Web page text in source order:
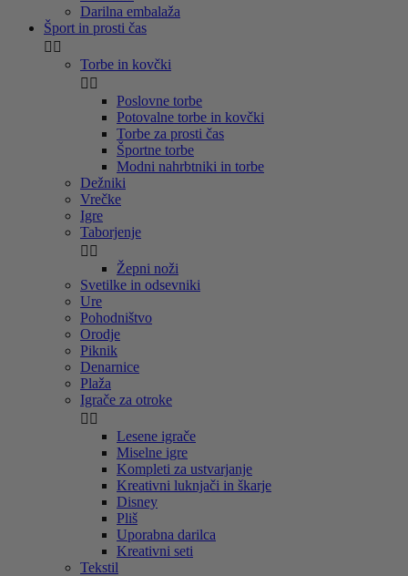
Darilna embalaža
Šport in prosti čas
 
Torbe in kovčki
 
Poslovne torbe
Potovalne torbe in kovčki
Torbe za prosti čas
Športne torbe
Modni nahrbtniki in torbe
Dežniki
Vrečke
Igre
Taborjenje
 
Žepni noži
Svetilke in odsevniki
Ure
Pohodništvo
Orodje
Piknik
Denarnice
Plaža
Igrače za otroke
 
Lesene igrače
Miselne igre
Kompleti za ustvarjanje
Kreativni luknjači in škarje
Disney
Pliš
Uporabna darilca
Kreativni seti
Tekstil